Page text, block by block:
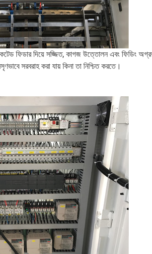
ফিডার দিয়ে সজ্জিত, কাগজ উত্তোলন এবং ফিডিং
সরবরাহ করা যায় কিনা তা নিশ্চিত করতে।